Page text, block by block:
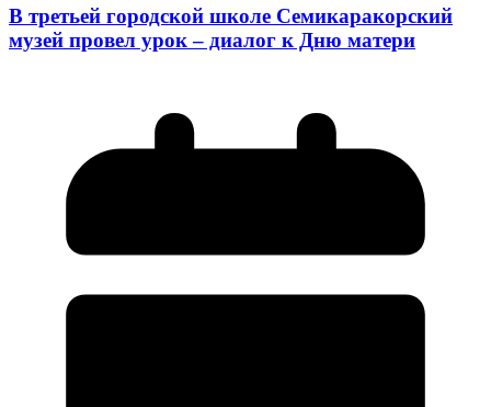
В третьей городской школе Семикаракорский
музей провел урок – диалог к Дню матери